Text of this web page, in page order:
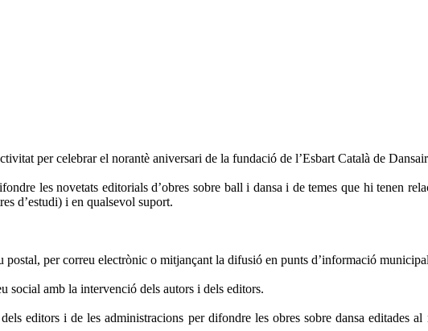
per celebrar el norantè aniversari de la fundació de l’Esbart Català de
les novetats editorials d’obres sobre ball i dansa i de temes que hi tenen
d’estudi) i en qualsevol suport.
postal, per correu electrònic o mitjançant la difusió en punts d’informació
social amb la intervenció dels autors i dels editors.
editors i de les administracions per difondre les obres sobre dansa editades